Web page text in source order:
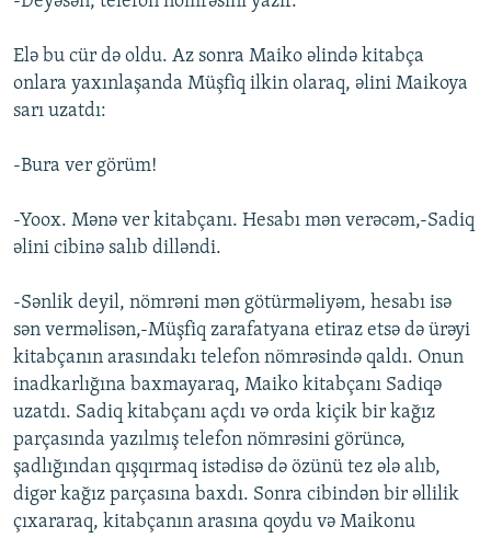
Elə bu cür də oldu. Az sonra Maiko əlində kitabça
onlara yaxınlaşanda Müşfiq ilkin olaraq, əlini Maikoya
sarı uzatdı:
-Bura ver görüm!
-Yoox. Mənə ver kitabçanı. Hesabı mən verəcəm,-Sadiq
əlini cibinə salıb dilləndi.
-Sənlik deyil, nömrəni mən götürməliyəm, hesabı isə
sən verməlisən,-Müşfiq zarafatyana etiraz etsə də ürəyi
kitabçanın arasındakı telefon nömrəsində qaldı. Onun
inadkarlığına baxmayaraq, Maiko kitabçanı Sadiqə
uzatdı. Sadiq kitabçanı açdı və orda kiçik bir kağız
parçasında yazılmış telefon nömrəsini görüncə,
şadlığından qışqırmaq istədisə də özünü tez ələ alıb,
digər kağız parçasına baxdı. Sonra cibindən bir əllilik
çıxararaq, kitabçanın arasına qoydu və Maikonu